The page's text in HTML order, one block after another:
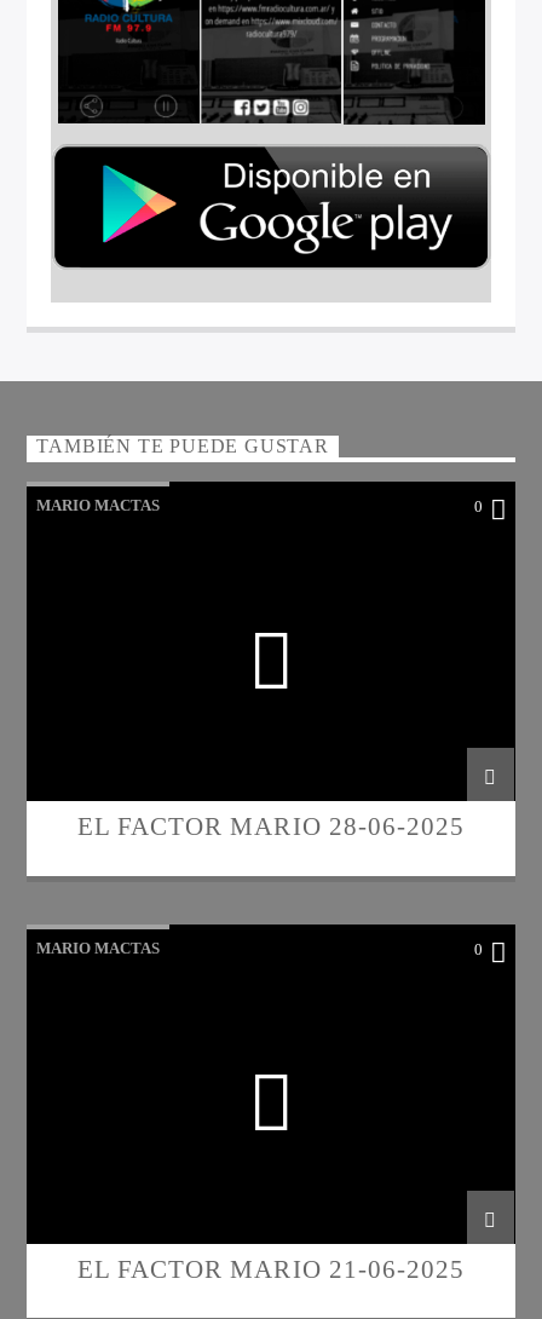
TAMBIÉN TE PUEDE GUSTAR
MARIO MACTAS 0
EL FACTOR MARIO 28-06-2025
MARIO MACTAS 0
EL FACTOR MARIO 21-06-2025